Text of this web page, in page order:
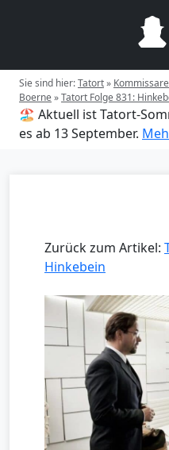
Sie sind hier:Tatort» Kommissare
Boerne»Tatort Folge 831:
🏖️ Aktuell ist Tatort-
es ab 13 September.
Zurück zum Artikel:
Hinkebein